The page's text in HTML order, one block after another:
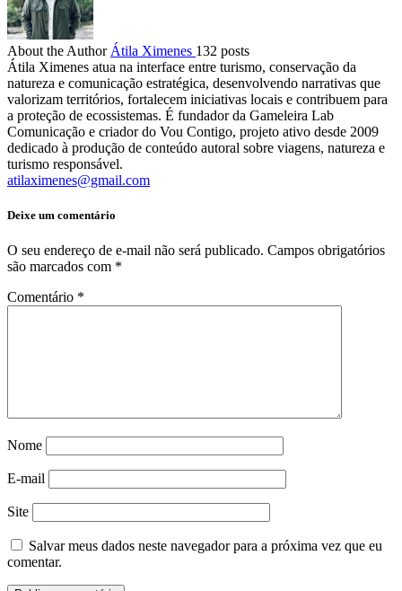
About the Author Átila Ximenes 132 posts
Átila Ximenes atua na interface entre turismo, conservação da
natureza e comunicação estratégica, desenvolvendo narrativas que
valorizam territórios, fortalecem iniciativas locais e contribuem para
a proteção de ecossistemas. É fundador da Gameleira Lab
Comunicação e criador do Vou Contigo, projeto ativo desde 2009
dedicado à produção de conteúdo autoral sobre viagens, natureza e
turismo responsável.
atilaximenes@gmail.com
Deixe um comentário
O seu endereço de e-mail não será publicado. Campos obrigatórios
são marcados com *
Comentário *
Nome
E-mail
Site
Salvar meus dados neste navegador para a próxima vez que eu
comentar.